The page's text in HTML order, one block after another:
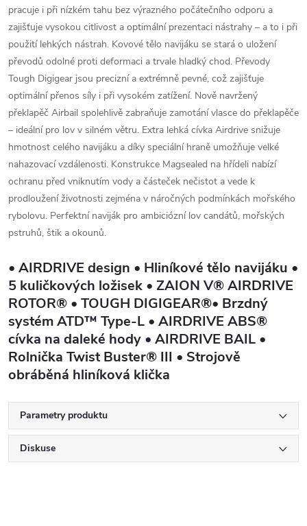
pracuje i při nízkém tahu bez výrazného počátečního odporu a
zajišťuje vysokou citlivost a optimální prezentaci nástrahy – a to i při
použití lehkých nástrah. Kovové tělo navijáku se stará o uložení
převodů odolné proti deformaci a trvale hladký chod. Převody
Tough Digigear jsou precizní a extrémně pevné, což zajišťuje
optimální přenos síly i při vysokém zatížení. Nově navržený
překlapěč Airbail spolehlivě zabraňuje zamotání vlasce do překlapěče
– ideální pro lov v silném větru. Extra lehká cívka Airdrive snižuje
hmotnost celého navijáku a díky speciální hraně umožňuje velké
nahazovací vzdálenosti. Konstrukce Magsealed na hřídeli nabízí
ochranu před vniknutím vody a částeček nečistot a vede k
prodloužení životnosti zejména v náročných podmínkách mořského
rybolovu. Perfektní naviják pro ambiciózní lov candátů, mořských
pstruhů, štik a okounů.
• AIRDRIVE design • Hliníkové tělo navijáku •
5 kuličkových ložisek • ZAION V® AIRDRIVE
ROTOR® • TOUGH DIGIGEAR®• Brzdný
systém ATD™ Type-L • AIRDRIVE ABS®
cívka na daleké hody • AIRDRIVE BAIL •
Rolnička Twist Buster® III • Strojově
obráběná hliníková klička
Parametry produktu
Diskuse